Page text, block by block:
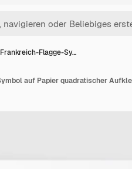
Frankreich-Flagge-Sy…